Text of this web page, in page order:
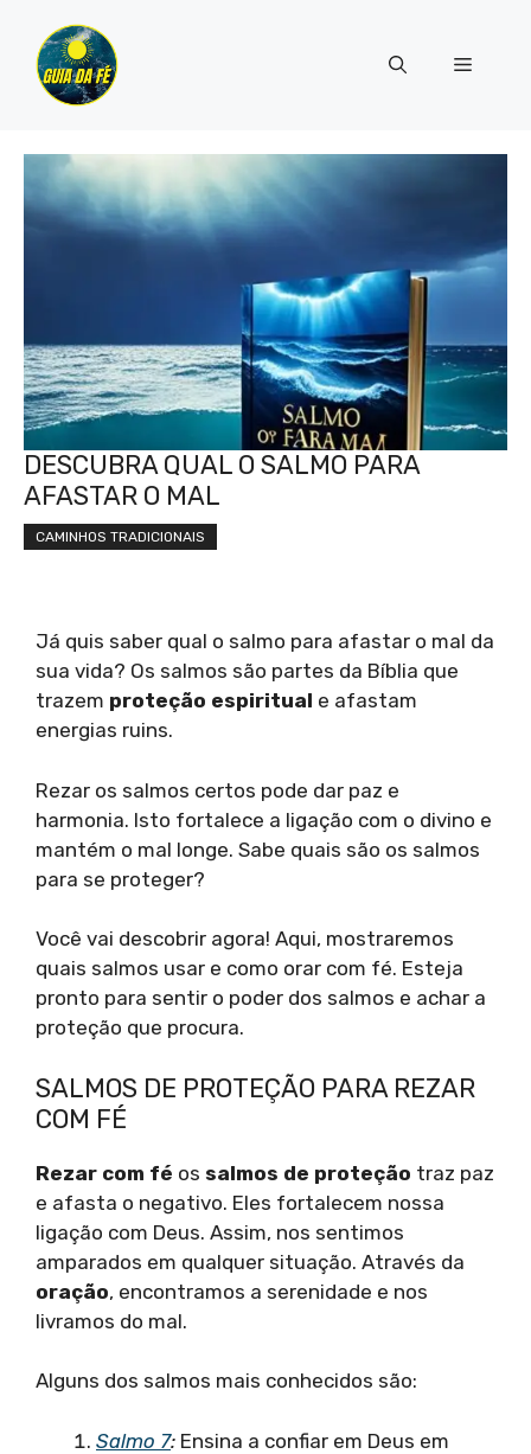
para
conteúdo
Menu
DESCUBRA QUAL O SALMO PARA
AFASTAR O MAL
CAMINHOS TRADICIONAIS
Já quis saber qual o salmo para afastar o mal da
sua vida? Os salmos são partes da Bíblia que
trazem proteção espiritual e afastam
energias ruins.
Rezar os salmos certos pode dar paz e
harmonia. Isto fortalece a ligação com o divino e
mantém o mal longe. Sabe quais são os salmos
para se proteger?
Você vai descobrir agora! Aqui, mostraremos
quais salmos usar e como orar com fé. Esteja
pronto para sentir o poder dos salmos e achar a
proteção que procura.
SALMOS DE PROTEÇÃO PARA REZAR
COM FÉ
Rezar com fé os salmos de proteção traz paz
e afasta o negativo. Eles fortalecem nossa
ligação com Deus. Assim, nos sentimos
amparados em qualquer situação. Através da
oração, encontramos a serenidade e nos
livramos do mal.
Alguns dos salmos mais conhecidos são:
Salmo 7: Ensina a confiar em Deus em